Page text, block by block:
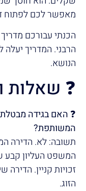
מאפשר לכם לפתוח
הכנתי עבורכם
הרבני. המדריך יעלה
הנושא.
❓ שאלות
❓ האם בגידה
המשותפת?
תשובה: לא. הדירה
המשפט העליון קבע
זכויות קניין.
הזוג.